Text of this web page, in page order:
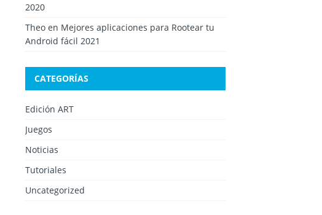
2020
Theoen Mejores aplicaciones para Rootear tu
Android fácil 2021
CATEGORÍAS
Edición ART
Juegos
Noticias
Tutoriales
Uncategorized